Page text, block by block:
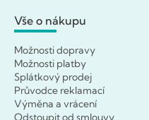
Vše o nákupu
Možnosti dopravy
Možnosti platby
Splátkový prodej
Průvodce reklamací
Výměna a vrácení
Odstoupit od smlouvy